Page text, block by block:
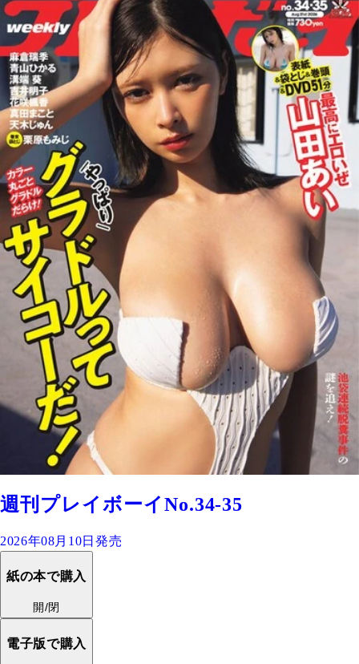
週刊プレイボーイNo.34-35
2026年08月10日発売
紙の本で購入
開/閉
電子版で購入